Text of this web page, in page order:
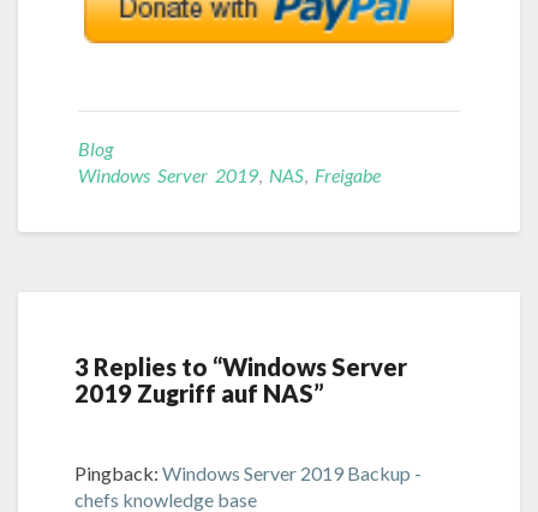
Blog
Windows Server 2019 NAS Freigabe
3 Replies to “Windows Server
2019 Zugriff auf NAS”
Pingback: Windows Server 2019 Backup -
chefs knowledge base